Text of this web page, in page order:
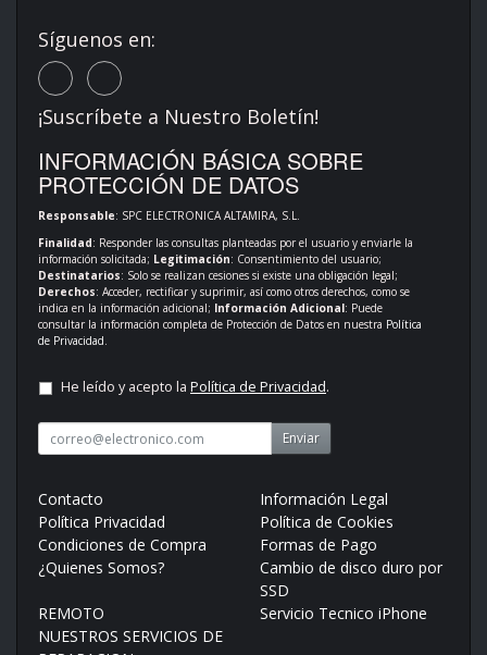
Síguenos en:
¡Suscríbete a Nuestro Boletín!
INFORMACIÓN BÁSICA SOBRE
PROTECCIÓN DE DATOS
Responsable: SPC ELECTRONICA ALTAMIRA, S.L.
Finalidad: Responder las consultas planteadas por el usuario y enviarle la
información solicitada; Legitimación: Consentimiento del usuario;
Destinatarios: Solo se realizan cesiones si existe una obligación legal;
Derechos: Acceder, rectificar y suprimir, así como otros derechos, como se
indica en la información adicional; Información Adicional: Puede
consultar la información completa de Protección de Datos en nuestra Política
de Privacidad.
He leído y acepto la Política de Privacidad.
Enviar
Contacto
Información Legal
Política Privacidad
Política de Cookies
Condiciones de Compra
Formas de Pago
¿Quienes Somos?
Cambio de disco duro por
SSD
REMOTO
Servicio Tecnico iPhone
NUESTROS SERVICIOS DE